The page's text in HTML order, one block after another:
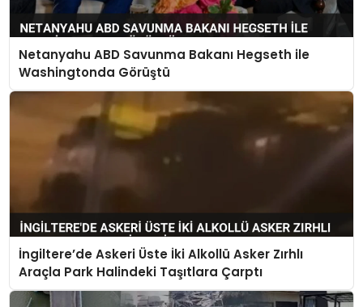
Netanyahu ABD Savunma Bakanı Hegseth ile
Washingtonda Görüştü
İngiltere’de Askeri Üste İki Alkollü Asker Zırhlı
Araçla Park Halindeki Taşıtlara Çarptı